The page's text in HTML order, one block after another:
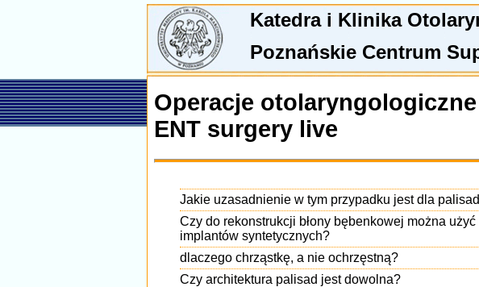
Katedra i Klinika
Poznańskie Centrum
Operacje
ENT surgery live
Jakie uzasadnienie w tym przypadku jest dla
Czy do rekonstrukcji błony bębenkowej można
implantów syntetycznych?
dlaczego chrząstkę, a nie ochrzęstną?
Czy architektura palisad jest dowolna?